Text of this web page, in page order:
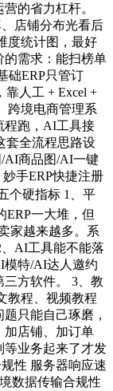
的省力杠杆。
店铺分布光看后
度统计图，最好
的需求：能扫榜单
础ERP只管订
人工 + Excel +
跨境电商管理系
程跑，AI工具接
套全流程思路设
AI商品图/AI一键
手ERP快捷注册
个硬指标 1、平
ERP一大堆，但
家越来越多。系
AI工具能不能落
特/AI达人邀约
方软件。 3、教
教程、视频教程
只能自己琢磨，
加店铺、加订单
等业务起来了才发
性 服务器响应速
数据传输合规性